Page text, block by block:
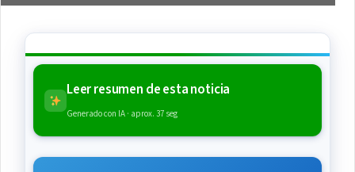
Leer resumen de esta noticia
Generado con IA · aprox. 37 seg